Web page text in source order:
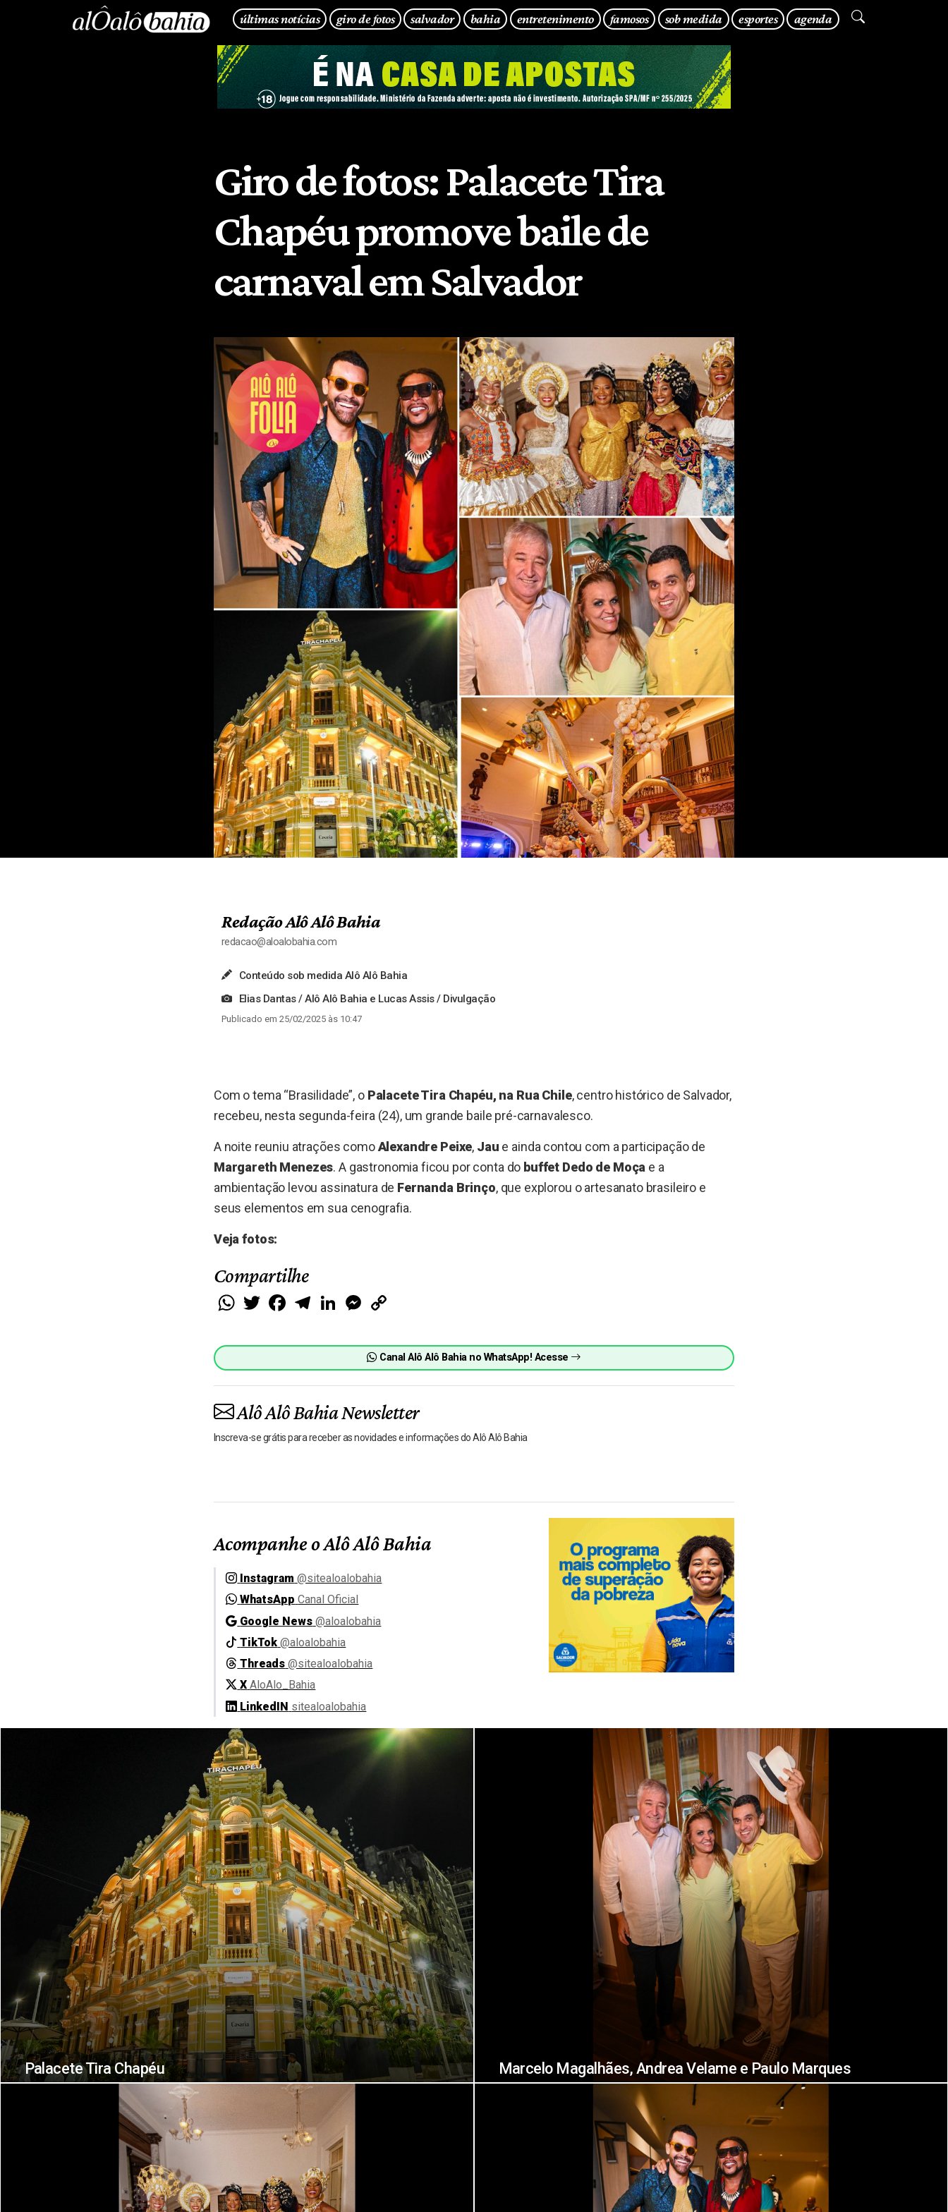
últimas notícias giro de fotos salvador bahia entretenimento famosos sob medida esportes agenda
Giro de fotos: Palacete Tira
Chapéu promove baile de
carnaval em Salvador
Redação Alô Alô Bahia
redacao@aloalobahia.com
Conteúdo sob medida Alô Alô Bahia
Elias Dantas / Alô Alô Bahia e Lucas Assis / Divulgação
Publicado em 25/02/2025 às 10:47
Com o tema “Brasilidade”, o Palacete Tira Chapéu, na Rua Chile, centro histórico de Salvador,
recebeu, nesta segunda-feira (24), um grande baile pré-carnavalesco.
A noite reuniu atrações comoAlexandre Peixe, Jau e ainda contou com a participação de
Margareth Menezes. A gastronomia ficou por conta do buffet Dedo de Moça e a
ambientação levou assinatura de Fernanda Brinço, que explorou o artesanato brasileiro e
seus elementos em sua cenografia.
Veja fotos:
Compartilhe
WhatsApp
Twitter FacebookTelegramLinkedIn Messenger
Canal Alô Alô Bahia no WhatsApp! Acesse
Alô Alô Bahia Newsletter
Inscreva-se grátis para receber as novidades e informações do Alô Alô Bahia
Acompanhe o Alô Alô Bahia
Instagram @sitealoalobahia
WhatsApp Canal Oficial
Google News @aloalobahia
TikTok @aloalobahia
Threads @sitealoalobahia
X AloAlo_Bahia
LinkedIN sitealoalobahia
Palacete Tira Chapéu Marcelo Magalhães, Andrea Velame e Paulo Marques